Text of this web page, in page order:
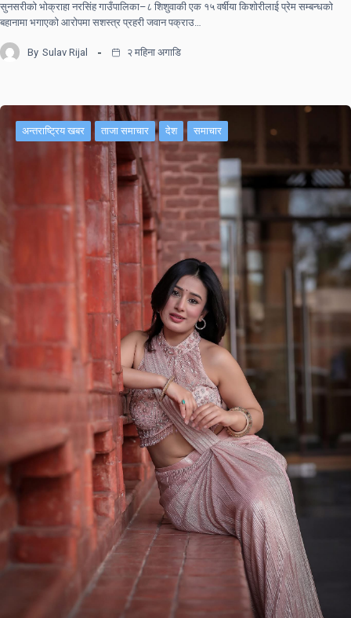
सुनसरीको भोक्राहा नरसिंह गाउँपालिका–८ शिशुवाकी एक १५ वर्षीया किशोरीलाई प्रेम सम्बन्धको
बहानामा भगाएको आरोपमा सशस्त्र प्रहरी जवान पक्राउ…
By Sulav Rijal २ महिना अगाडि
अन्तराष्ट्रिय खबर ताजा समाचार देश समाचार